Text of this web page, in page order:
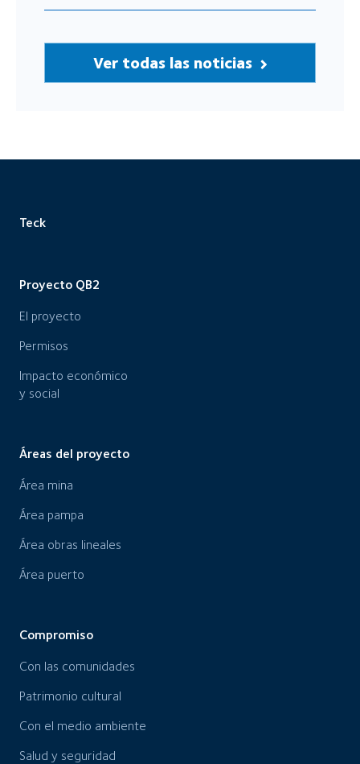
Ver todas las noticias
Teck
Proyecto QB2
El proyecto
Permisos
Impacto económico
y social
Áreas del proyecto
Área mina
Área pampa
Área obras lineales
Área puerto
Compromiso
Con las comunidades
Patrimonio cultural
Con el medio ambiente
Salud y seguridad